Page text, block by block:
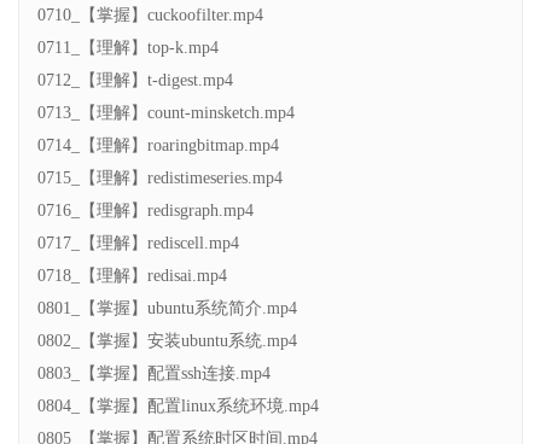
0710_【掌握】cuckoofilter.mp4
0711_【理解】top-k.mp4
0712_【理解】t-digest.mp4
0713_【理解】count-minsketch.mp4
0714_【理解】roaringbitmap.mp4
0715_【理解】redistimeseries.mp4
0716_【理解】redisgraph.mp4
0717_【理解】rediscell.mp4
0718_【理解】redisai.mp4
0801_【掌握】ubuntu系统简介.mp4
0802_【掌握】安装ubuntu系统.mp4
0803_【掌握】配置ssh连接.mp4
0804_【掌握】配置linux系统环境.mp4
0805_【掌握】配置系统时区时间.mp4